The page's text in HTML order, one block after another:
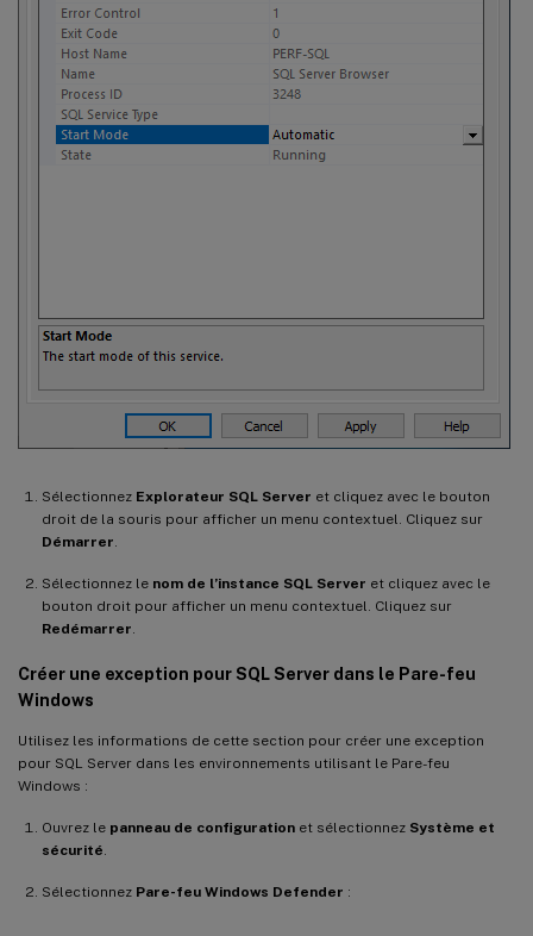
Sélectionnez Explorateur SQL Server et cliquez avec le bouton
droit de la souris pour afficher un menu contextuel. Cliquez sur
Démarrer
Sélectionnez le nom de l’instance SQL Server et cliquez avec le
bouton droit pour afficher un menu contextuel. Cliquez sur
Redémarrer
Créer une exception pour SQL Server dans le Pare-feu
Windows
Utilisez les informations de cette section pour créer une exception
pour SQL Server dans les environnements utilisant le Pare-feu
Windows :
Ouvrez le panneau de configuration et sélectionnez Système et
sécurité
Sélectionnez Pare-feu Windows Defender :